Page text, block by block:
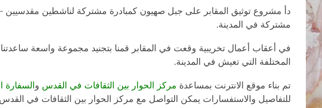
دأ مشروع توثيق المقابر على جبل صهيون كمبادرة مشتركة لناشطين مقدسيين –
مشتركة في المدينة.
في أعقاب أعمال تخريبية وقعت في المقابر قمنا بتجنيد مجموعة واسعة
المختلفة التي تعيش في المدينة.
تم بناء موقع الانترنت بمساعدة مركز الحوار بين الثقافات في القدس والسفارة
للتفاصيل والاستفسارات يمكن التواصل مع مركز الحوار بين الثقافات في